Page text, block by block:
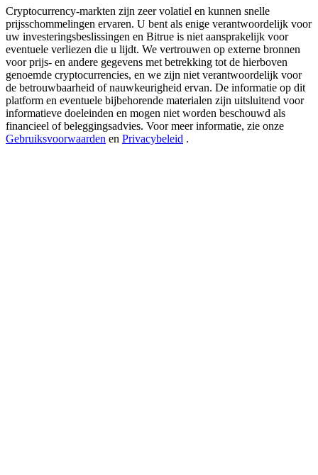
Precious Metals Trading Carnival
Trade Gold & Silver · 33,333 USDT Bonus
USDT New User Exclusive 10% APR
USDT Flexible Staking | Daily Rewards
Cryptocurrency-markten zijn zeer volatiel en kunnen snelle
prijsschommelingen ervaren. U bent als enige verantwoordelijk voor
uw investeringsbeslissingen en Bitrue is niet aansprakelijk voor
eventuele verliezen die u lijdt. We vertrouwen op externe bronnen
voor prijs- en andere gegevens met betrekking tot de hierboven
genoemde cryptocurrencies, en we zijn niet verantwoordelijk voor
de betrouwbaarheid of nauwkeurigheid ervan. De informatie op dit
platform en eventuele bijbehorende materialen zijn uitsluitend voor
informatieve doeleinden en mogen niet worden beschouwd als
financieel of beleggingsadvies. Voor meer informatie, zie onze
Gebruiksvoorwaarden en Privacybeleid .